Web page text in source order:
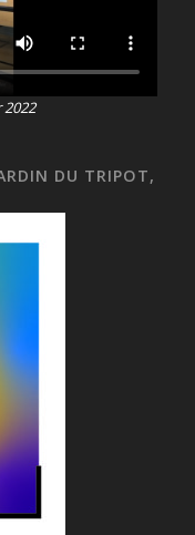
DU TRIPOT,